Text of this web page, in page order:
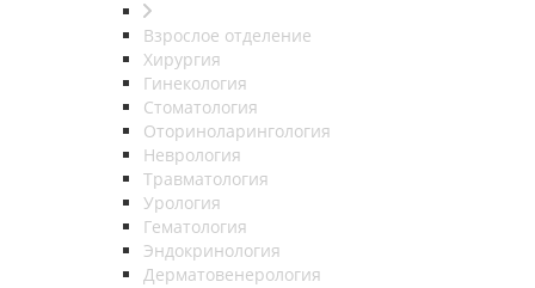
Взрослое отделение
Хирургия
Гинекология
Стоматология
Оториноларингология
Неврология
Травматология
Урология
Гематология
Эндокринология
Дерматовенерология